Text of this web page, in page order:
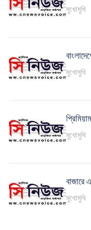
মুখোমুখি
মুখোমুখি
মুখোমুখি
বাজারে
মুখোমুখি